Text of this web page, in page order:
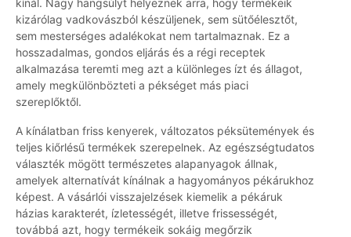
kínál. Nagy hangsúlyt helyeznek arra, hogy termékeik
kizárólag vadkovászból készüljenek, sem sütőélesztőt,
sem mesterséges adalékokat nem tartalmaznak. Ez a
hosszadalmas, gondos eljárás és a régi receptek
alkalmazása teremti meg azt a különleges ízt és állagot,
amely megkülönbözteti a pékséget más piaci
szereplőktől.
A kínálatban friss kenyerek, változatos péksütemények és
teljes kiőrlésű termékek szerepelnek. Az egészségtudatos
választék mögött természetes alapanyagok állnak,
amelyek alternatívát kínálnak a hagyományos pékárukhoz
képest. A vásárlói visszajelzések kiemelik a pékáruk
házias karakterét, ízletességét, illetve frissességét,
továbbá azt, hogy termékeik sokáig megőrzik